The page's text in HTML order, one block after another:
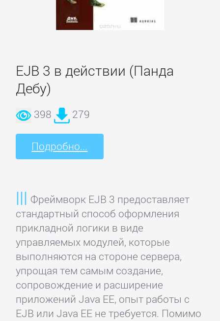
EJB 3 в действии (Панда
Дебу)
398 279
Подробно...
Фреймворк EJB 3 предоставляет
стандартный способ оформления
прикладной логики в виде
управляемых модулей, которые
выполняются на стороне сервера,
упрощая тем самым создание,
сопровождение и расширение
приложений Java ЕЕ, опыт работы с
EJB или Java ЕЕ не требуется. Помимо
Ремесла
Эротика,
Секс
ЗАРУБЕЖНОЕ
Зарубежная
драматургия
Зарубежная
классика
Зарубежная
образовательная
литература